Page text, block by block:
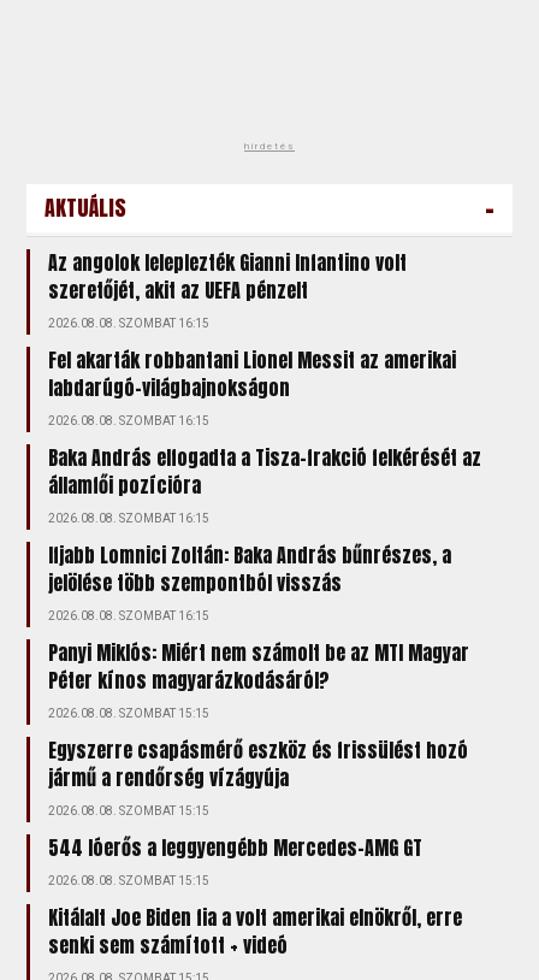
hirdetés
AKTUÁLIS -
Az angolok leleplezték Gianni Infantino volt
szeretőjét, akit az UEFA pénzelt
2026.08.08. SZOMBAT 16:15
Fel akarták robbantani Lionel Messit az amerikai
labdarúgó-világbajnokságon
2026.08.08. SZOMBAT 16:15
Baka András elfogadta a Tisza-frakció felkérését az
államfői pozícióra
2026.08.08. SZOMBAT 16:15
Ifjabb Lomnici Zoltán: Baka András bűnrészes, a
jelölése több szempontból visszás
2026.08.08. SZOMBAT 16:15
Panyi Miklós: Miért nem számolt be az MTI Magyar
Péter kínos magyarázkodásáról?
2026.08.08. SZOMBAT 15:15
Egyszerre csapásmérő eszköz és frissülést hozó
jármű a rendőrség vízágyúja
2026.08.08. SZOMBAT 15:15
544 lóerős a leggyengébb Mercedes-AMG GT
2026.08.08. SZOMBAT 15:15
Kitálalt Joe Biden fia a volt amerikai elnökről, erre
senki sem számított + videó